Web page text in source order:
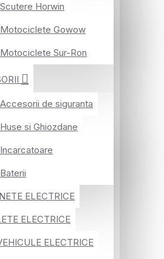
Scutere Horwin
Motociclete Gowow
Motociclete Sur-Ron
Accesorii de siguranta
Huse si Ghiozdane
Incarcatoare
Baterii
ELECTRICE
ELECTRICE
ELECTRICE